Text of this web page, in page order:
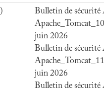
Bulletin de sécurité
juin 2026
Bulletin de sécurité
juin 2026
Bulletin de sécurité